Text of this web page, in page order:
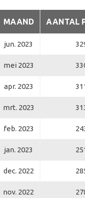
MAAND AANTAL
jun. 2023
mei 2023
apr. 2023
mrt. 2023
feb. 2023
jan. 2023
dec. 2022
nov. 2022